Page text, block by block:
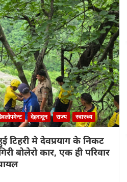
देहरादून राज्य स्वास्थ्य
टिहरी मे देवप्रयाग के निकट
बोलेरो कार, एक ही परिवार